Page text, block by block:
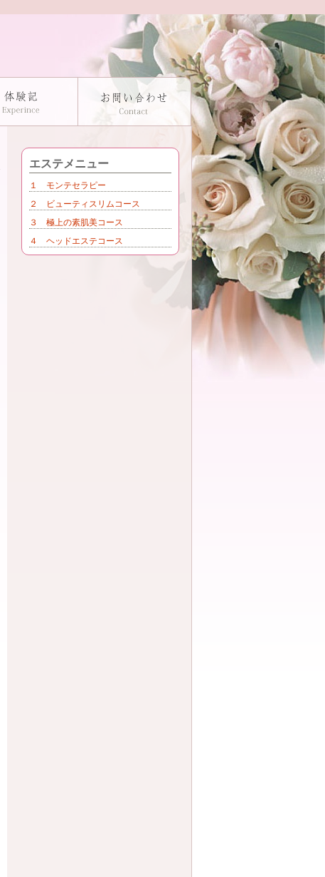
エステメニュー
１ モンテセラピー
２ ビューティスリムコース
３ 極上の素肌美コース
４ ヘッドエステコース